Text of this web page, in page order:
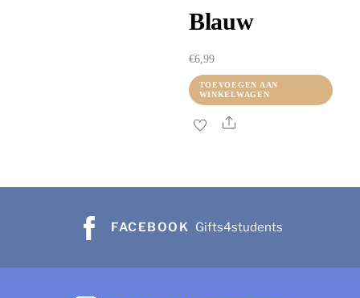
Blauw
€6,99
TOEVOEGEN AAN
WINKELWAGEN
Share
FACEBOOK Gifts4students